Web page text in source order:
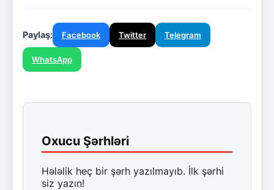
Paylaş: Facebook Twitter Telegram
WhatsApp
Oxucu Şərhləri
Hələlik heç bir şərh yazılmayıb. İlk şərhi
siz yazın!